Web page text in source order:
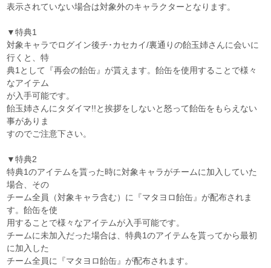
表示されていない場合は対象外のキャラクターとなります。
▼特典1
対象キャラでログイン後チ･カセカイ/裏通りの飴玉姉さんに会いに
行くと、特
典1として『再会の飴缶』が貰えます。飴缶を使用することで様々
なアイテム
が入手可能です。
飴玉姉さんにタダイマ!!と挨拶をしないと怒って飴缶をもらえない
事がありま
すのでご注意下さい。
▼特典2
特典1のアイテムを貰った時に対象キャラがチームに加入していた
場合、その
チーム全員（対象キャラ含む）に『マタヨロ飴缶』が配布されま
す。飴缶を使
用することで様々なアイテムが入手可能です。
チームに未加入だった場合は、特典1のアイテムを貰ってから最初
に加入した
チーム全員に『マタヨロ飴缶』が配布されます。